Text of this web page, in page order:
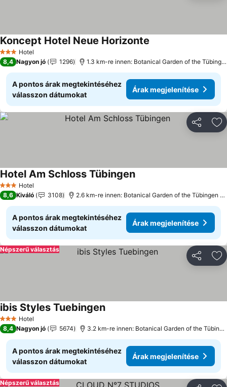
3 Kategória
Hotel
Koncept Hotel Neue Horizonte
8,4 Nagyon jó 1296 1.3 km-re innen: Botanical Garden of the Tübingen University
A pontos árak megtekintéséhez
válasszon dátumokat
Árak megjelenítése
3 Kategória
Hotel
Hotel Am Schloss Tübingen
8,6 Kiváló 3108 2.6 km-re innen: Botanical Garden of the Tübingen University
A pontos árak megtekintéséhez
válasszon dátumokat
Árak megjelenítése
Népszerű választás
3 Kategória
Hotel
ibis Styles Tuebingen
8,4 Nagyon jó 5674 3.2 km-re innen: Botanical Garden of the Tübingen University
A pontos árak megtekintéséhez
válasszon dátumokat
Árak megjelenítése
Népszerű választás